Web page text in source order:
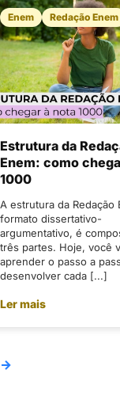
Enem Redação Enem
Estrutura da
Enem: como
1000
A estrutura da Redação
formato dissertativo-
argumentativo, é
três partes. Hoje, você
aprender o passo a
desenvolver cada [...]
Ler mais
→